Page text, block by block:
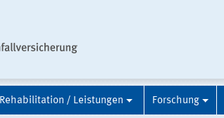
Rehabilitation / Leistungen Forschung